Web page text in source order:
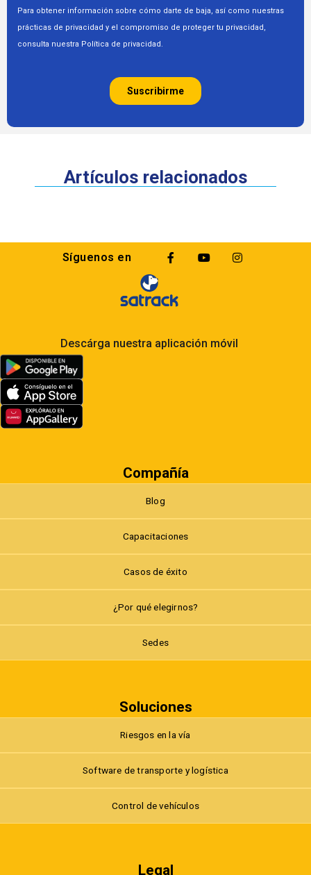
Artículos relacionados
Síguenos en
Descárga nuestra aplicación móvil
Compañía
Blog
Capacitaciones
Casos de éxito
¿Por qué elegirnos?
Sedes
Soluciones
Riesgos en la vía
Software de transporte y logística
Control de vehículos
Legal